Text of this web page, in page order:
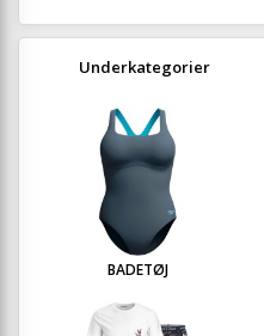
Underkategorier
BADETØJ